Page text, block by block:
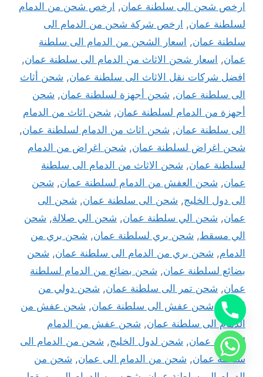
ارخص شحن الى سلطنة عمان, ارخص شحن من الدمام
لسلطنة عمان, ارخص شركة شحن من الدمام الى
سلطنة عمان, اسعار الشحن من الدمام الى سلطنة
عمان, اسعار شحن الاثاث من الدمام الى سلطنة عمان,
افضل شركات نقل الاثاث الى سلطنة عمان, شحن أثاث
الى سلطنة عمان, شحن أجهزة لسلطنة عمان, شحن
أجهزة من الدمام لسلطنة عمان, شحن اثاث من الدمام
الى سلطنة عمان, شحن اثاث من الدمام لسلطنة عمان,
شحن اغراض لسلطنة عمان, شحن اغراض من الدمام
لسلطنة عمان, شحن الاثاث من الدمام الى سلطنة
عمان, شحن العفش من الدمام لسلطنة عمان, شحن
الى دول الخليج, شحن الى سلطنة عمان, شحن الى
عمان, شحن الي سلطنة عمان, شحن الي صلالة, شحن
الي مسقط, شحن بري لسلطنة عمان, شحن بري من
الدمام, شحن بري من الدمام الى سلطنة عمان, شحن
بضائع لسلطنة عمان, شحن بضائع من الدمام لسلطنة
عمان, شحن تمر الى سلطنة عمان, شحن دولي من
الدمام ,شحن عفش الى سلطنة عمان, شحن عفش من
الدمام الى سلطنة عمان, شحن عفش من الدمام
لسلطنة عمان, شحن لدول الخليج, شحن من الدمام الى
سلطنة عمان, شحن من الدمام الى عمان, شحن من